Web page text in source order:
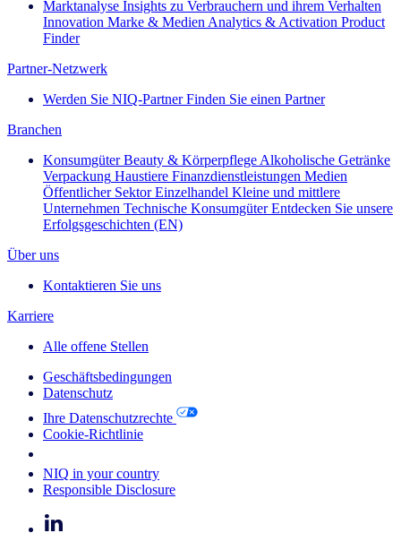
Marktanalyse Insights zu Verbrauchern und ihrem Verhalten
Innovation Marke & Medien Analytics & Activation Product
Finder
Partner-Netzwerk
Werden Sie NIQ-Partner Finden Sie einen Partner
Branchen
Konsumgüter Beauty & Körperpflege Alkoholische Getränke
Verpackung Haustiere Finanzdienstleistungen Medien
Öffentlicher Sektor Einzelhandel Kleine und mittlere
Unternehmen Technische Konsumgüter Entdecken Sie unsere
Erfolgsgeschichten (EN)
Über uns
Kontaktieren Sie uns
Karriere
Alle offene Stellen
Geschäftsbedingungen
Datenschutz
Ihre Datenschutzrechte
Cookie-Richtlinie
NIQ in your country
Responsible Disclosure